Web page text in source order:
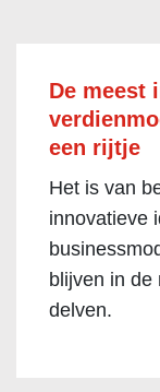
De meest
een rijtje
Het is van
innovatieve
blijven in de
delven.